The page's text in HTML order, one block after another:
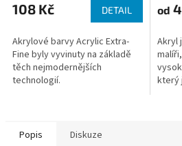
108 Kč DETAIL
Akrylové barvy Acrylic Extra-
Fine byly vyvinuty na základě
těch nejmodernějších
technologií.
od
Akryl
který
Popis Diskuze